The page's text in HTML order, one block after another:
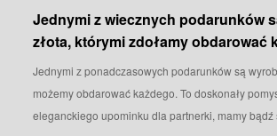
Jednymi z wiecznych podarunków
złota, którymi zdołamy obdarować
Jednymi z ponadczasowych podarunków są
możemy obdarować każdego. To doskonały
eleganckiego upominku dla partnerki, mamy